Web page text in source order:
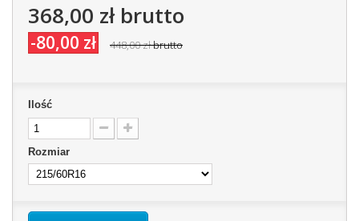
368,00 złbrutto
-80,00 zł 448,00 złbrutto
Ilość
Rozmiar